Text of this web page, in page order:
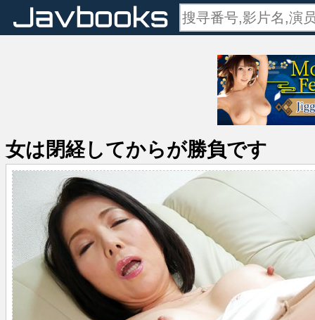
女は閉経してからが勝負です